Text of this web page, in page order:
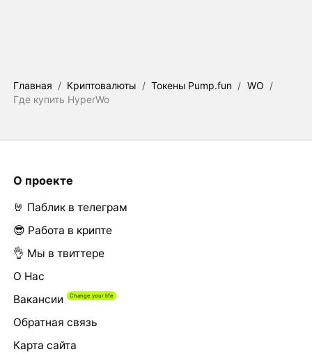
Главная / Криптовалюты / Токены Pump.fun / WO /
Где купить HyperWo
О проекте
🤘 Паблик в телеграм
😎 Работа в крипте
👌 Мы в твиттере
О Нас
Вакансии
Обратная связь
Карта сайта